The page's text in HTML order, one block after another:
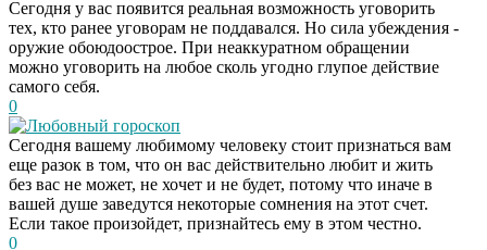
Сегодня у вас появится реальная возможность уговорить
тех, кто ранее уговорам не поддавался. Но сила убеждения -
оружие обоюдоострое. При неаккуратном обращении
можно уговорить на любое сколь угодно глупое действие
самого себя.
0
Любовный гороскоп
Сегодня вашему любимому человеку стоит признаться вам
еще разок в том, что он вас действительно любит и жить
без вас не может, не хочет и не будет, потому что иначе в
вашей душе заведутся некоторые сомнения на этот счет.
Если такое произойдет, признайтесь ему в этом честно.
0